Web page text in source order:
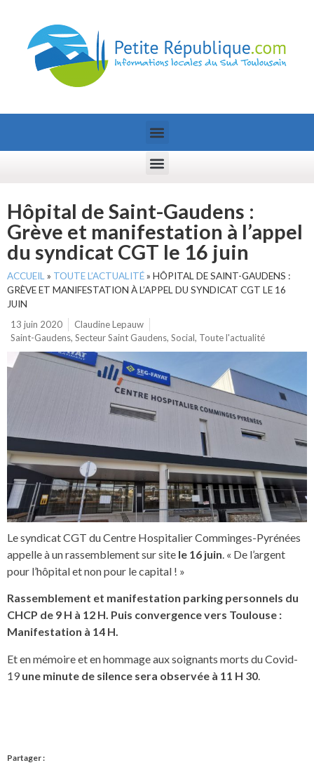
Hôpital de Saint-Gaudens :
Grève et manifestation à l’appel
du syndicat CGT le 16 juin
ACCUEIL » TOUTE L’ACTUALITÉ» HÔPITAL DE SAINT-GAUDENS :
GRÈVE ET MANIFESTATION À L’APPEL DU SYNDICAT CGT LE 16
JUIN
13 juin 2020
Claudine Lepauw
Saint-Gaudens, Secteur Saint Gaudens, Social, Toute l'actualité
Le syndicat CGT du Centre Hospitalier Comminges-Pyrénées
appelle à un rassemblement sur site le 16 juin. « De l’argent
pour l’hôpital et non pour le capital ! »
Rassemblement et manifestation parking personnels du
CHCP de 9 H à 12 H. Puis convergence vers Toulouse :
Manifestation à 14 H.
Et en mémoire et en hommage aux soignants morts du Covid-
19 une minute de silence sera observée à 11 H 30
Partager :